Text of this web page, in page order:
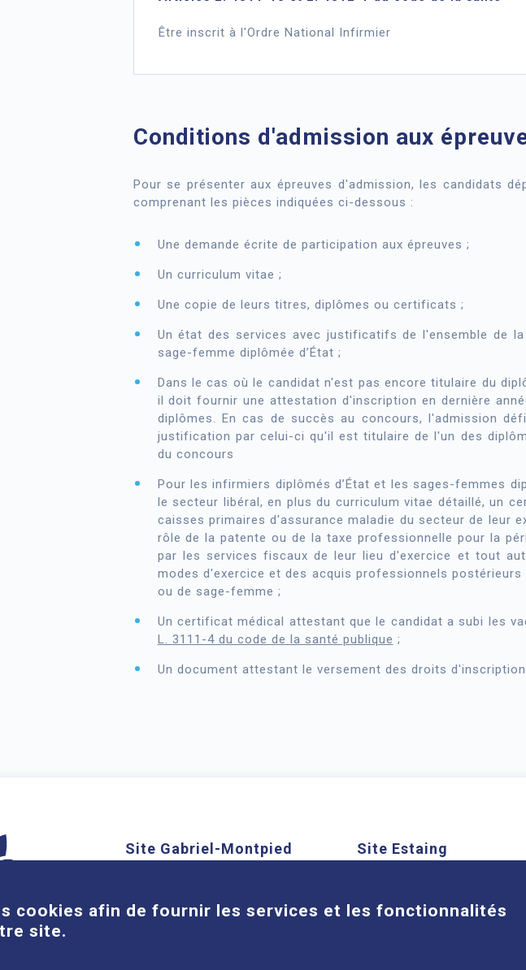
Être inscrit à l'Ordre National Infirmier
Conditions d'admission aux
Pour se présenter aux épreuves d'admission, les candidats
comprenant les pièces indiquées ci-dessous :
Une demande écrite de participation aux épreuves ;
Un curriculum vitae ;
Une copie de leurs titres, diplômes ou certificats ;
Un état des services avec justificatifs de l'ensemble de
sage-femme diplômée d’État ;
Dans le cas où le candidat n'est pas encore titulaire du
il doit fournir une attestation d'inscription en dernière
diplômes. En cas de succès au concours, l'admission
justification par celui-ci qu'il est titulaire de l'un des
du concours
Pour les infirmiers diplômés d’État et les sages-femmes
le secteur libéral, en plus du curriculum vitae détaillé, un
caisses primaires d'assurance maladie du secteur de leur
rôle de la patente ou de la taxe professionnelle pour la
par les services fiscaux de leur lieu d'exercice et tout
modes d'exercice et des acquis professionnels
ou de sage-femme ;
Un certificat médical attestant que le candidat a subi les
L. 3111-4 du code de la santé publique ;
Un document attestant le versement des droits
Site Gabriel-Montpied Site Estaing
Cookies
cookies afin de fournir les services et les fonctionnalités
site.